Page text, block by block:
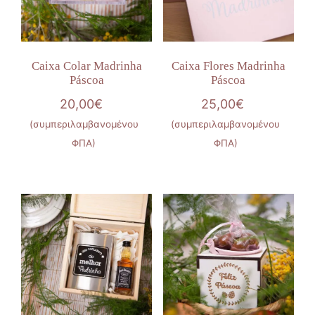
Caixa Colar Madrinha
Páscoa
20,00€
(συμπεριλαμβανομένου
ΦΠΑ)
Caixa Flores Madrinha
Páscoa
25,00€
(συμπεριλαμβανομένου
ΦΠΑ)